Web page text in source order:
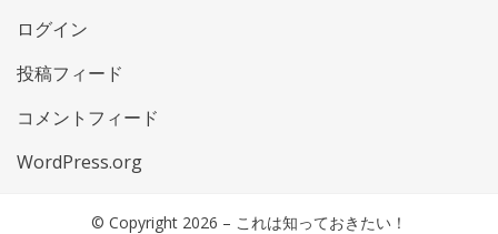
ログイン
投稿フィード
コメントフィード
WordPress.org
© Copyright 2026 – これは知っておきたい！